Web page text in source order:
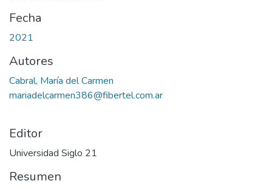
Fecha
2021
Autores
Cabral, María del Carmen
mariadelcarmen386@fibertel.com.ar
Editor
Universidad Siglo 21
Resumen